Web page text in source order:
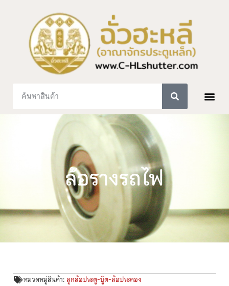
ล้อรางรถไฟ
หมวดหมู่สินค้า:ลูกล้อประตู-บู๊ต-ล้อประคอง